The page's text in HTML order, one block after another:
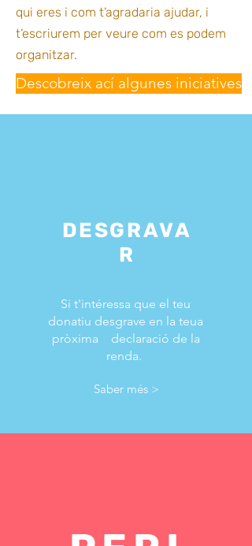
qui eres i com t’agradaria ajudar, i
t’escriurem per veure com es podem
organitzar.
Descobreix ací algunes iniciatives
DESGRAVA
R
Si t'intéressa que el teu
donatiu desgrave en la teua
pròxima declaració de la
renda.
Saber més >